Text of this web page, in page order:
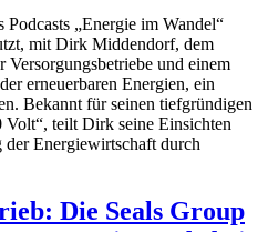
Podcasts „Energie im Wandel“
mit Dirk Middendorf, dem
und einem
erneuerbaren Energien, ein
Bekannt für seinen tiefgründigen
teilt Dirk seine Einsichten
Energiewirtschaft durch
Die Seals Group